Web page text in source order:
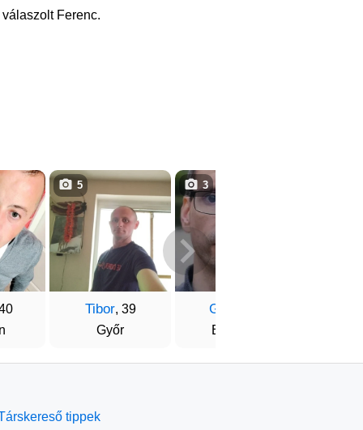
Ferenc.
Tibor, 39
Győr
5
Gyuri
Budaörs
3
tippek